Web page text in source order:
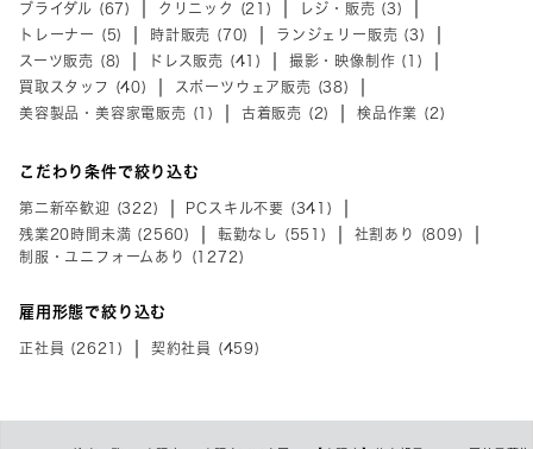
ブライダル (67)
クリニック (21)
レジ・販売 (3)
トレーナー (5)
時計販売 (70)
ランジェリー販売 (3)
スーツ販売 (8)
ドレス販売 (41)
撮影・映像制作 (1)
買取スタッフ (40)
スポーツウェア販売 (38)
美容製品・美容家電販売 (1)
古着販売 (2) 検品作業 (2)
こだわり条件で絞り込む
第二新卒歓迎 (322)
PCスキル不要 (341)
残業20時間未満 (2560)
転勤なし (551)
社割あり (809)
制服・ユニフォームあり (1272)
雇用形態で絞り込む
正社員 (2621) 契約社員 (459)